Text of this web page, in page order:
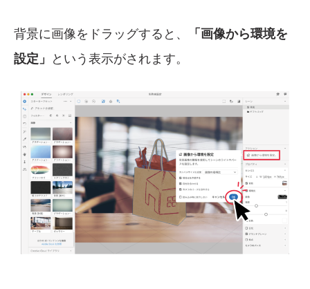
背景に画像をドラッグすると、
「画像から環境を
設定」 という表示がされます。